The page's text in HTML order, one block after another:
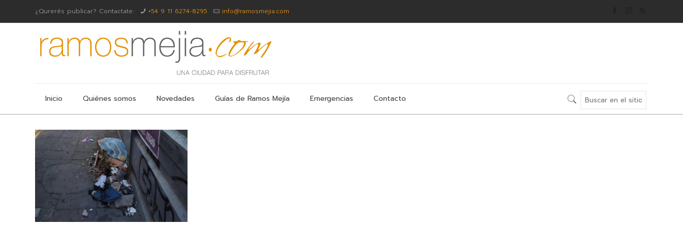
¿Qurerés publicar? Contactate: +54 9 11 6274-8295 info@ramosmejia.com
Inicio Quiénes somos Novedades Guías de Ramos Mejía Emergencias Contacto